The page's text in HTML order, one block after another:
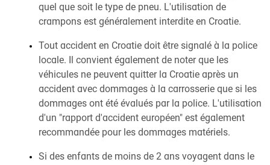
quel que soit le type de pneu. L'utilisation de
crampons est généralement interdite en Croatie.
Tout accident en Croatie doit être signalé à la police
locale. Il convient également de noter que les
véhicules ne peuvent quitter la Croatie après un
accident avec dommages à la carrosserie que si les
dommages ont été évalués par la police. L'utilisation
d'un "rapport d'accident européen" est également
recommandée pour les dommages matériels.
Si des enfants de moins de 2 ans voyagent dans le